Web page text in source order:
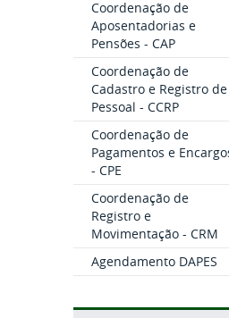
Coordenação de
Aposentadorias e
Pensões - CAP
Coordenação de
Cadastro e Registro de
Pessoal - CCRP
Coordenação de
Pagamentos e
- CPE
Coordenação de
Registro e
Movimentação - CRM
Agendamento DAPES